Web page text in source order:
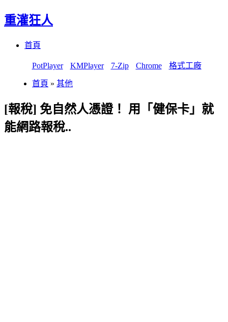
重灌狂人
首頁
PotPlayer KMPlayer 7-Zip Chrome 格式工廠
首頁 » 其他
[報稅] 免自然人憑證！ 用「健保卡」就
能網路報稅..